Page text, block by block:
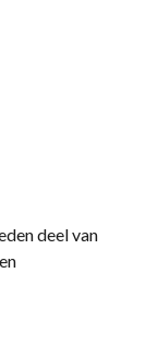
deel van